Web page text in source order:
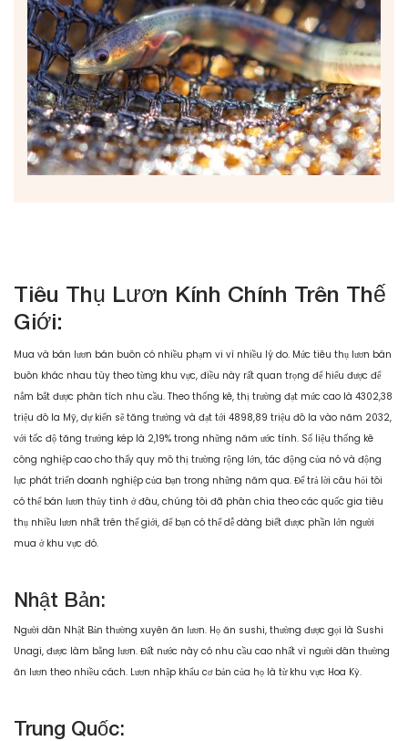
Tiêu Thụ Lươn Kính Chính Trên Thế
Giới:
Mua và bán lươn bán buôn có nhiều phạm vi vì nhiều lý do. Mức tiêu thụ lươn bán
buôn khác nhau tùy theo từng khu vực, điều này rất quan trọng để hiểu được để
nắm bắt được phân tích nhu cầu. Theo thống kê, thị trường đạt mức cao là 4302,38
triệu đô la Mỹ, dự kiến sẽ tăng trưởng và đạt tới 4898,89 triệu đô la vào năm 2032,
với tốc độ tăng trưởng kép là 2,19% trong những năm ước tính. Số liệu thống kê
công nghiệp cao cho thấy quy mô thị trường rộng lớn, tác động của nó và động
lực phát triển doanh nghiệp của bạn trong những năm qua. Để trả lời câu hỏi tôi
có thể bán lươn thủy tinh ở đâu, chúng tôi đã phân chia theo các quốc gia tiêu
thụ nhiều lươn nhất trên thế giới, để bạn có thể dễ dàng biết được phần lớn người
mua ở khu vực đó.
Nhật Bản:
Người dân Nhật Bản thường xuyên ăn lươn. Họ ăn sushi, thường được gọi là Sushi
Unagi, được làm bằng lươn. Đất nước này có nhu cầu cao nhất vì người dân thường
ăn lươn theo nhiều cách. Lươn nhập khẩu cơ bản của họ là từ khu vực Hoa Kỳ.
Trung Quốc: